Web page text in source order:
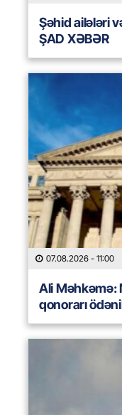
Şəhid ailələri
ŞAD XƏBƏR
07.08.2026 - 11:00
Ali Məhkəmə:
qonorarı